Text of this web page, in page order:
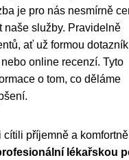
je pro nás nesmírně
naše služby. Pravidelně
ať už formou
online recenzí. Tyto
o tom, co děláme
příjemně a
lékařskou